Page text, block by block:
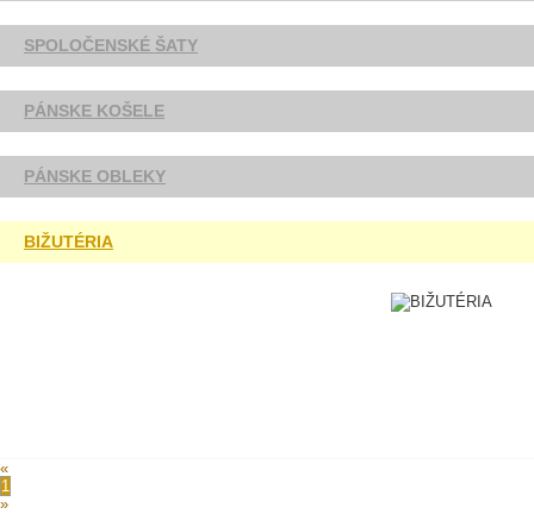
SPOLOČENSKÉ ŠATY
PÁNSKE KOŠELE
PÁNSKE OBLEKY
BIŽUTÉRIA
«
1
»